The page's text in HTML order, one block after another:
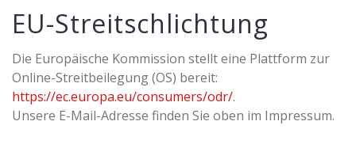
EU-Streitschlichtung
Die Europäische Kommission stellt eine Plattform zur
Online-Streitbeilegung (OS) bereit:
https://ec.europa.eu/consumers/odr/.
Unsere E-Mail-Adresse finden Sie oben im Impressum.